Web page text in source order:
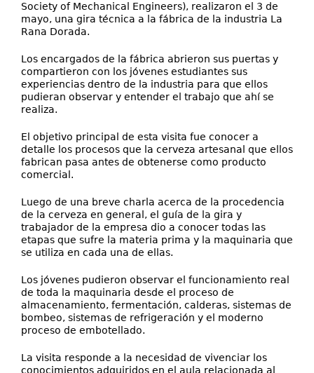
Society of Mechanical Engineers), realizaron el 3 de
mayo, una gira técnica a la fábrica de la industria La
Rana Dorada.
Los encargados de la fábrica abrieron sus puertas y
compartieron con los jóvenes estudiantes sus
experiencias dentro de la industria para que ellos
pudieran observar y entender el trabajo que ahí se
realiza.
El objetivo principal de esta visita fue conocer a
detalle los procesos que la cerveza artesanal que ellos
fabrican pasa antes de obtenerse como producto
comercial.
Luego de una breve charla acerca de la procedencia
de la cerveza en general, el guía de la gira y
trabajador de la empresa dio a conocer todas las
etapas que sufre la materia prima y la maquinaria que
se utiliza en cada una de ellas.
Los jóvenes pudieron observar el funcionamiento real
de toda la maquinaria desde el proceso de
almacenamiento, fermentación, calderas, sistemas de
bombeo, sistemas de refrigeración y el moderno
proceso de embotellado.
La visita responde a la necesidad de vivenciar los
conocimientos adquiridos en el aula relacionada al